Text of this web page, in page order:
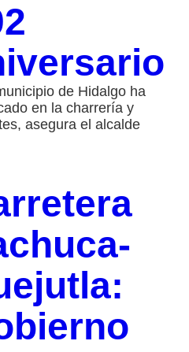
de Hidalgo ha
en la charrería y
asegura el alcalde